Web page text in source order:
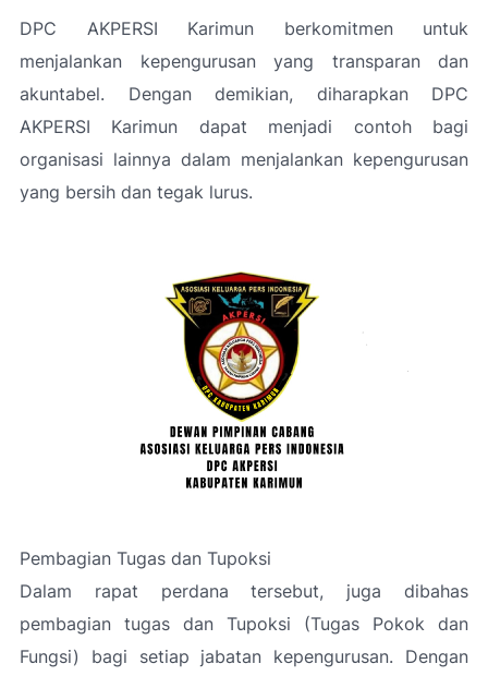
DPC AKPERSI Karimun berkomitmen untuk
menjalankan kepengurusan yang transparan dan
akuntabel. Dengan demikian, diharapkan DPC
AKPERSI Karimun dapat menjadi contoh bagi
organisasi lainnya dalam menjalankan kepengurusan
yang bersih dan tegak lurus.
Pembagian Tugas dan Tupoksi
Dalam rapat perdana tersebut, juga dibahas
pembagian tugas dan Tupoksi (Tugas Pokok dan
Fungsi) bagi setiap jabatan kepengurusan. Dengan